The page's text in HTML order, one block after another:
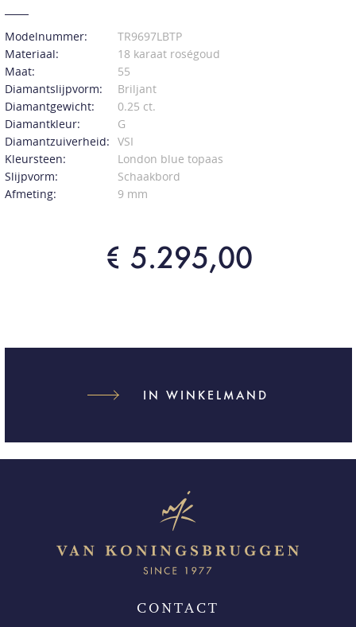
Modelnummer:
TR9697LBTP
Materiaal:
18 karaat roségoud
Maat:
55
Diamantslijpvorm:
Briljant
Diamantgewicht:
0.25 ct.
Diamantkleur:
G
Diamantzuiverheid: VSI
Kleursteen:
London blue topaas
Slijpvorm:
Schaakbord
Afmeting:
9 mm
€ 5.295,00
IN WINKELMAND
CONTACT